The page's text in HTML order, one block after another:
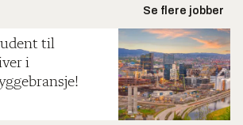
Se flere jobber
til
i